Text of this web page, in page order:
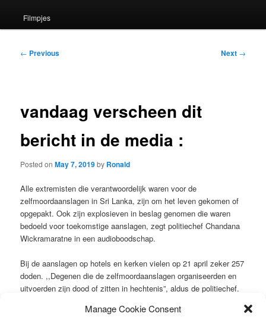
Manage Cookie Consent
Filmpjes
Post
← Previous Next →
vandaag verscheen dit
bericht in de media :
Posted onMay 7, 2019by Ronald
Alle extremisten die verantwoordelijk waren voor de
zelfmoordaanslagen in Sri Lanka, zijn om het leven gekomen of
opgepakt. Ook zijn explosieven in beslag genomen die waren
bedoeld voor toekomstige aanslagen, zegt politiechef Chandana
Wickramaratne in een audioboodschap.
Bij de aanslagen op hotels en kerken vielen op 21 april zeker 257
doden. ,,Degenen die de zelfmoordaanslagen organiseerden en
uitvoerden zijn dood of zitten in hechtenis”, aldus de politiechef.